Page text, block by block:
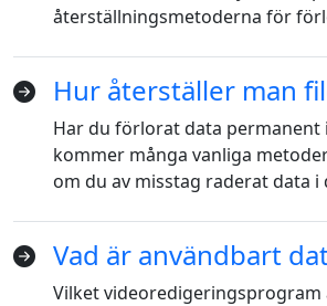
återställningsmetoderna för
Hur återställer man
Har du förlorat data
kommer många vanliga
om du av misstag raderat data
Vad är användbart
Vilket